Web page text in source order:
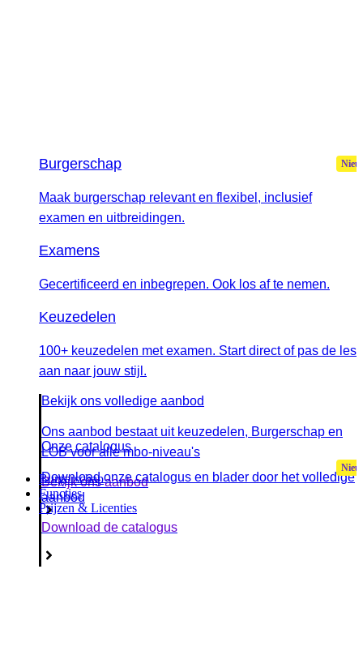
Burgerschap
Maak burgerschap relevant en flexibel, inclusief
examen en uitbreidingen.
Examens
Gecertificeerd en inbegrepen. Ook los af te nemen.
Keuzedelen
100+ keuzedelen met examen. Start direct of pas de les
aan naar jouw stijl.
Bekijk ons volledige aanbod
Ons aanbod bestaat uit keuzedelen, Burgerschap en
LOB voor alle mbo-niveau's
Bekijk ons aanbod
Onze catalogus
Download onze catalogus en blader door het volledige
aanbod
Download de catalogus
Burgerschap
Functies
Prijzen & Licenties